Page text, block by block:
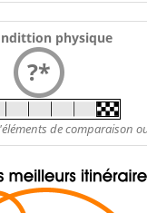
physique
?*
de comparaison